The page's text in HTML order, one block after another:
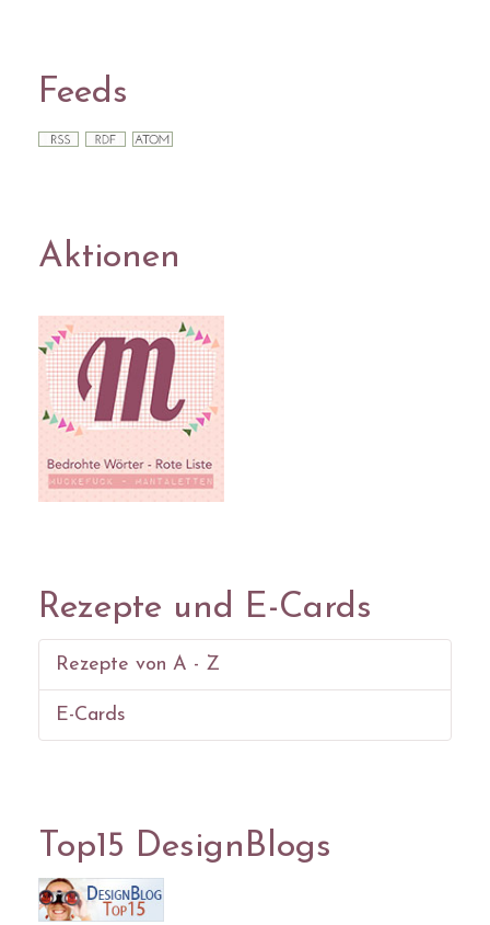
Feeds
Aktionen
Rezepte und E-Cards
Rezepte von A - Z
E-Cards
Top15 DesignBlogs